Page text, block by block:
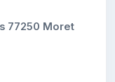
77250 Moret